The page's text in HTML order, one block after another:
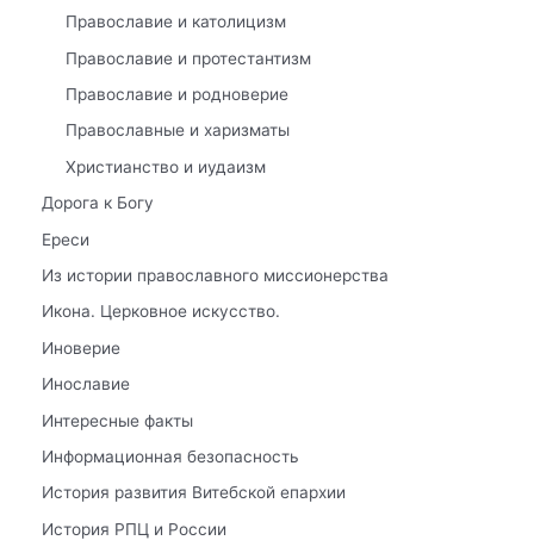
Православие и католицизм
Православие и протестантизм
Православие и родноверие
Православные и харизматы
Христианство и иудаизм
Дорога к Богу
Ереси
Из истории православного миссионерства
Икона. Церковное искусство.
Иноверие
Инославие
Интересные факты
Информационная безопасность
История развития Витебской епархии
История РПЦ и России